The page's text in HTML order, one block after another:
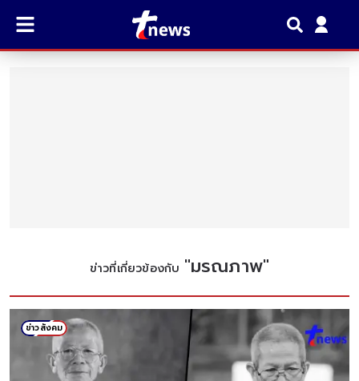
ข่าวที่เกี่ยวข้องกับ "มรณภาพ"
ข่าวสังคม